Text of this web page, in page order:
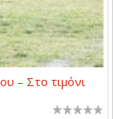
– Στο τιμόνι